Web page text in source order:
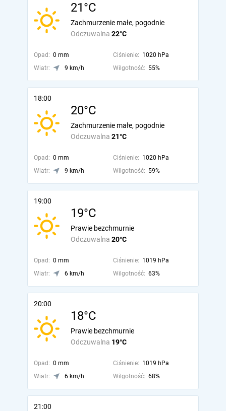
21°C
Odczuwalna 22°C
Zachmurzenie małe, pogodnie
Opad: 0 mm Ciśnienie: 1020 hPa
Wiatr:
9 km/h Wilgotność: 55%
18:00
20°C
Odczuwalna 21°C
Zachmurzenie małe, pogodnie
Opad: 0 mm Ciśnienie: 1020 hPa
Wiatr:
9 km/h Wilgotność: 59%
19:00
19°C
Odczuwalna 20°C
Prawie bezchmurnie
Opad: 0 mm Ciśnienie: 1019 hPa
Wiatr:
6 km/h Wilgotność: 63%
20:00
18°C
Odczuwalna 19°C
Prawie bezchmurnie
Opad: 0 mm Ciśnienie: 1019 hPa
Wiatr:
6 km/h Wilgotność: 68%
21:00